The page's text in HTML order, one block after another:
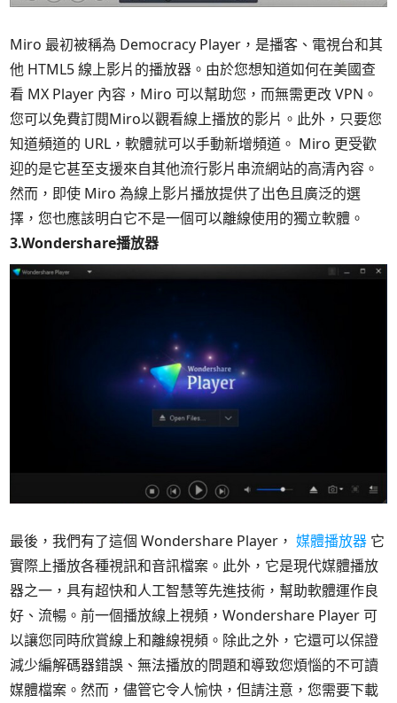
Miro 最初被稱為 Democracy Player，是播客、電視台和其
他 HTML5 線上影片的播放器。由於您想知道如何在美國查
看 MX Player 內容，Miro 可以幫助您，而無需更改 VPN。
您可以免費訂閱Miro以觀看線上播放的影片。此外，只要您
知道頻道的 URL，軟體就可以手動新增頻道。 Miro 更受歡
迎的是它甚至支援來自其他流行影片串流網站的高清內容。
然而，即使 Miro 為線上影片播放提供了出色且廣泛的選
擇，您也應該明白它不是一個可以離線使用的獨立軟體。
3.Wondershare播放器
最後，我們有了這個 Wondershare Player，媒體播放器 它
實際上播放各種視訊和音訊檔案。此外，它是現代媒體播放
器之一，具有超快和人工智慧等先進技術，幫助軟體運作良
好、流暢。前一個播放線上視頻，Wondershare Player 可
以讓您同時欣賞線上和離線視頻。除此之外，它還可以保證
減少編解碼器錯誤、無法播放的問題和導致您煩惱的不可讀
媒體檔案。然而，儘管它令人愉快，但請注意，您需要下載